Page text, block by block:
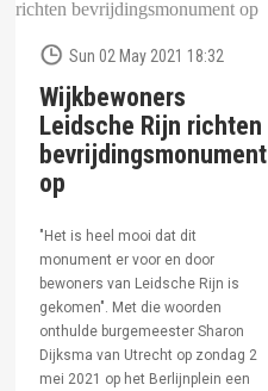
Sun 02 May 2021 18:32
Wijkbewoners
Leidsche Rijn richten
bevrijdingsmonument
op
"Het is heel mooi dat dit
monument er voor en door
bewoners van Leidsche Rijn is
gekomen". Met die woorden
onthulde burgemeester Sharon
Dijksma van Utrecht op zondag 2
mei 2021 op het Berlijnplein een